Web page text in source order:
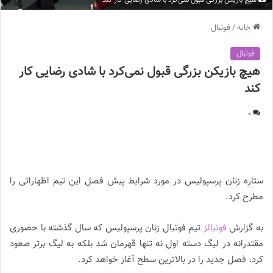
خانه/ فوتبال
فوتبال
هیچ‌ بازیکن بزرگی قبول نمی‌کرد با شادی رضایی کار
کند
0
ستاره زنان پرسپولیس در مورد شرایط پیش فصل این تیم اظهاراتی را
مطرح کرد.
به گزارش فوتبالز تیم فوتبال زنان پرسپولیس که سال گذشته با حضوری
مقتدرانه در لیگ دسته اول نه تنها قهرمان شد بلکه به لیگ برتر صعود
کرد، فصل جدید را در بالاترین سطح آغاز خواهد کرد.